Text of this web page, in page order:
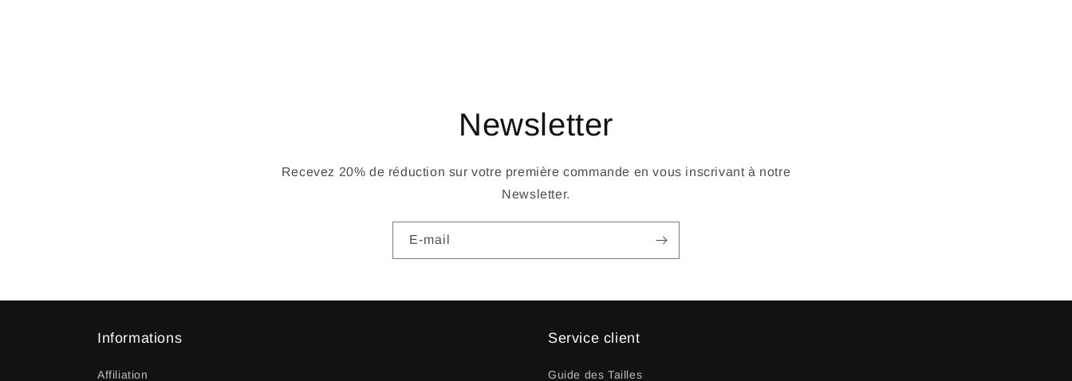
Newsletter
Recevez 20% de réduction sur votre première commande en vous inscrivant à notre
Newsletter.
E-mail
Informations
Affiliation
Service client
Guide des Tailles